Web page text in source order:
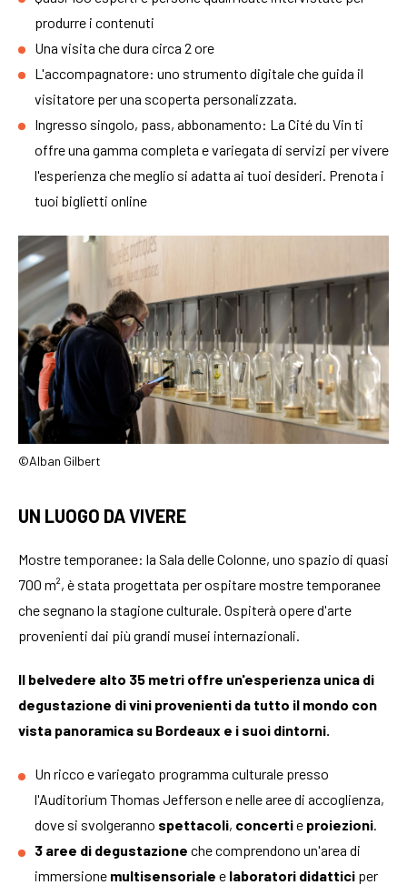
produrre i contenuti
Una visita che dura circa 2 ore
L'accompagnatore: uno strumento digitale che guida il
visitatore per una scoperta personalizzata.
Ingresso singolo, pass, abbonamento: La Cité du Vin ti
offre una gamma completa e variegata di servizi per vivere
l'esperienza che meglio si adatta ai tuoi desideri. Prenota i
tuoi biglietti online
©Alban Gilbert
UN LUOGO DA VIVERE
Mostre temporanee: la Sala delle Colonne, uno spazio di quasi
700 m², è stata progettata per ospitare mostre temporanee
che segnano la stagione culturale. Ospiterà opere d'arte
provenienti dai più grandi musei internazionali.
Il belvedere alto 35 metri offre un'esperienza unica di
degustazione di vini provenienti da tutto il mondo con
vista panoramica su Bordeaux e i suoi dintorni.
Un ricco e variegato programma culturale presso
l'Auditorium Thomas Jefferson e nelle aree di accoglienza,
dove si svolgeranno spettacoli, concertie proiezioni.
3 aree di degustazione che comprendono un'area di
immersione multisensoriale e laboratori didattici per